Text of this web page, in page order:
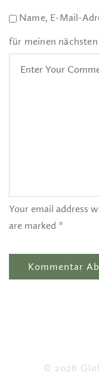
Name, E-Mail-
für meinen
Your email address
are marked *
© 2026